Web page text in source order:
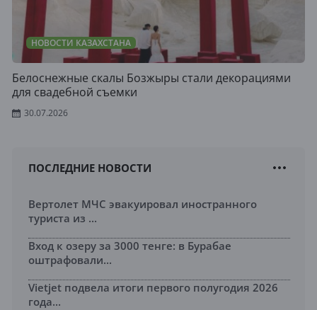
НОВОСТИ КАЗАХСТАНА
Белоснежные скалы Бозжыры стали декорациями
для свадебной съемки
30.07.2026
ПОСЛЕДНИЕ НОВОСТИ
Вертолет МЧС эвакуировал иностранного
туриста из ...
Вход к озеру за 3000 тенге: в Бурабае
оштрафовали...
Vietjet подвела итоги первого полугодия 2026
года...